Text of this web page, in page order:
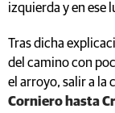
izquierda y en ese
Tras dicha
del camino con
el arroyo, salir a la
Corniero hasta